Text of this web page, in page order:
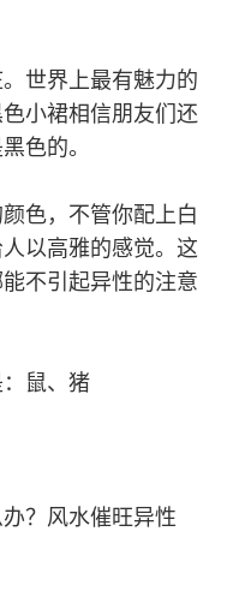
世界上最有魅力的
小裙相信朋友们还
色的。
色，不管你配上白
以高雅的感觉。这
不引起异性的注意
鼠、猪
？风水催旺异性